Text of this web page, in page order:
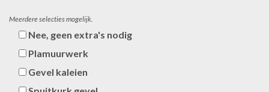
Meerdere selecties mogelijk.
Nee, geen extra's nodig
Plamuurwerk
Gevel kaleien